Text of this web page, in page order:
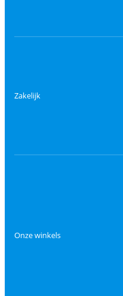
Zakelijk
Onze winkels